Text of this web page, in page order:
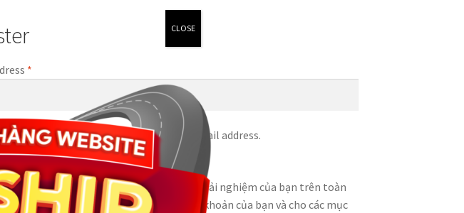
*
a new password will be sent to your email address.
nhân của bạn sẽ được sử dụng để hỗ trợ trải nghiệm của bạn trên toàn
này, để quản lý quyền truy cập vào tài khoản của bạn và cho các mục
CLOSE